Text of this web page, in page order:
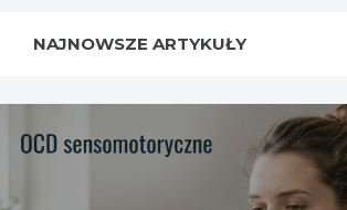
NAJNOWSZE ARTYKUŁY